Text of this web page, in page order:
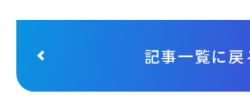
記事一覧に戻